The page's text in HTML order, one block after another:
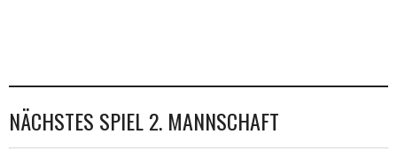
NÄCHSTES SPIEL 2. MANNSCHAFT